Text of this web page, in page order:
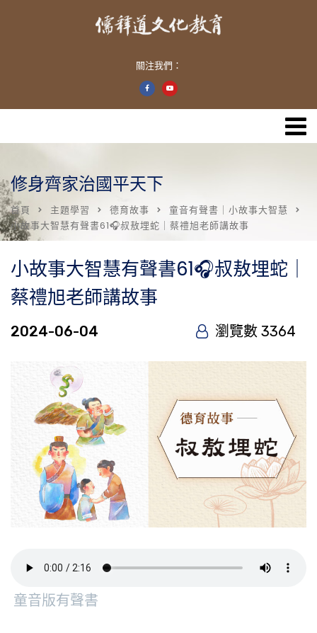
關注我們：
修身齊家治國平天下
首頁 主題學習 德育故事
童音有聲書｜小故事大智慧
小故事大智慧有聲書61🎧叔敖埋蛇｜蔡禮旭老師講故事
小故事大智慧有聲書61🎧叔敖埋蛇｜
蔡禮旭老師講故事
2024-06-04 瀏覽數 3364
童音版有聲書